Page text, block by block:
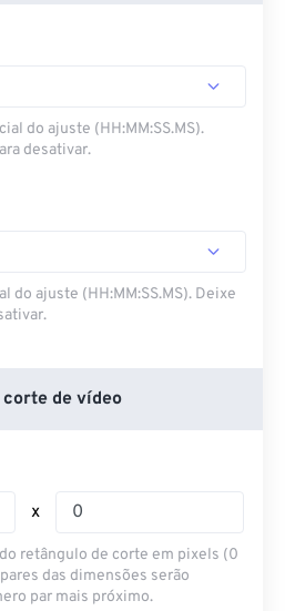
do ajuste (HH:MM:SS.MS).
desativar.
do ajuste (HH:MM:SS.MS). Deixe
de vídeo
x
retângulo de corte em pixels (0
das dimensões serão
par mais próximo.